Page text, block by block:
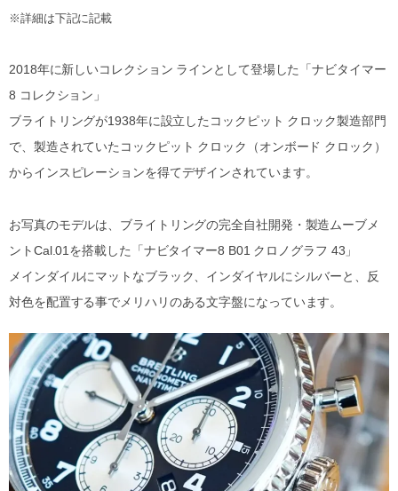
※詳細は下記に記載
2018年に新しいコレクション ラインとして登場した「ナビタイマー
8 コレクション」
ブライトリングが1938年に設立したコックピット クロック製造部門
で、製造されていたコックピット クロック（オンボード クロック）
からインスピレーションを得てデザインされています。
お写真のモデルは、ブライトリングの完全自社開発・製造ムーブメ
ントCal.01を搭載した「ナビタイマー8 B01 クロノグラフ 43」
メインダイルにマットなブラック、インダイヤルにシルバーと、反
対色を配置する事でメリハリのある文字盤になっています。